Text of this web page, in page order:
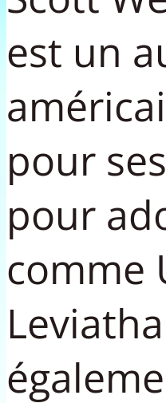
est un
pour
pour
comme